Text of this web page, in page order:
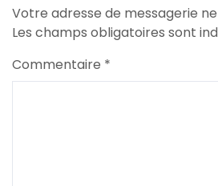
Votre adresse de messagerie
Les champs obligatoires sont
Commentaire *